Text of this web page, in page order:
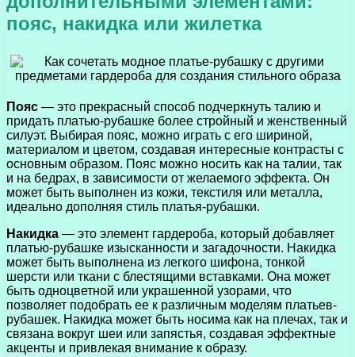
пояс, накидка или жилетка
Пояс — это прекрасный способ подчеркнуть талию и
придать платью-рубашке более стройный и женственный
силуэт. Выбирая пояс, можно играть с его шириной,
материалом и цветом, создавая интересные контрасты с
основным образом. Пояс можно носить как на талии, так
и на бедрах, в зависимости от желаемого эффекта. Он
может быть выполнен из кожи, текстиля или металла,
идеально дополняя стиль платья-рубашки.
Накидка — это элемент гардероба, который добавляет
платью-рубашке изысканности и загадочности. Накидка
может быть выполнена из легкого шифона, тонкой
шерсти или ткани с блестящими вставками. Она может
быть одноцветной или украшенной узорами, что
позволяет подобрать ее к различным моделям платьев-
рубашек. Накидка может быть носима как на плечах, так и
связана вокруг шеи или запястья, создавая эффектные
акценты и привлекая внимание к образу.